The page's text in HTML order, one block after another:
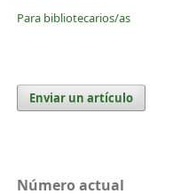
Para bibliotecarios/as
Enviar un artículo
Número actual